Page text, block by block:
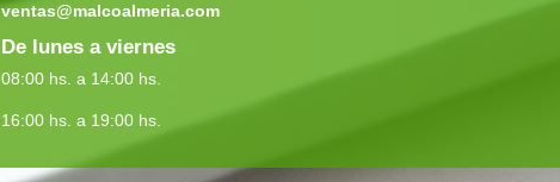
ventas@malcoalmeria.com
De lunes a viernes
08:00 hs. a 14:00 hs.
16:00 hs. a 19:00 hs.